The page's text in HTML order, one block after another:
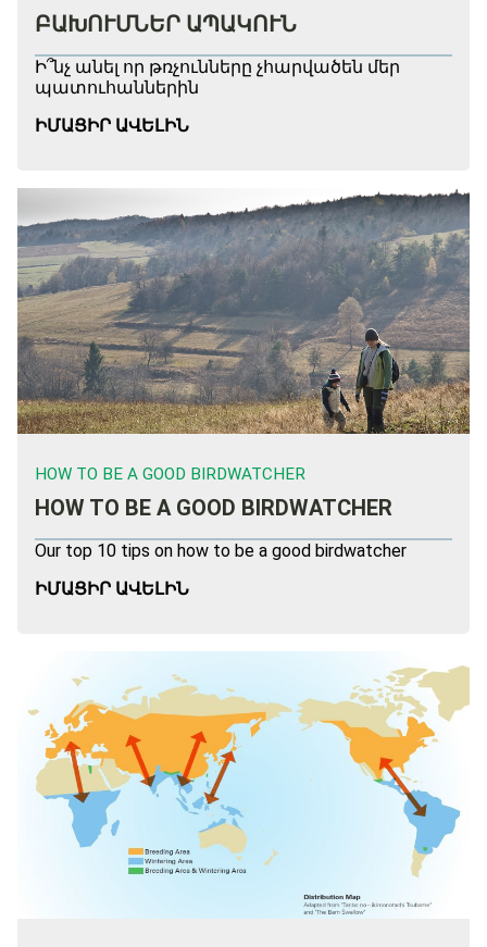
ԲԱԽՈՒՄՆԵՐ ԱՊԱԿՈՒՆ
Ի՞նչ անել որ թռչունները չհարվածեն մեր
պատուհաններին
ԻՄԱՑԻՐ ԱՎԵԼԻՆ
HOW TO BE A GOOD BIRDWATCHER
HOW TO BE A GOOD BIRDWATCHER
Our top 10 tips on how to be a good birdwatcher
ԻՄԱՑԻՐ ԱՎԵԼԻՆ